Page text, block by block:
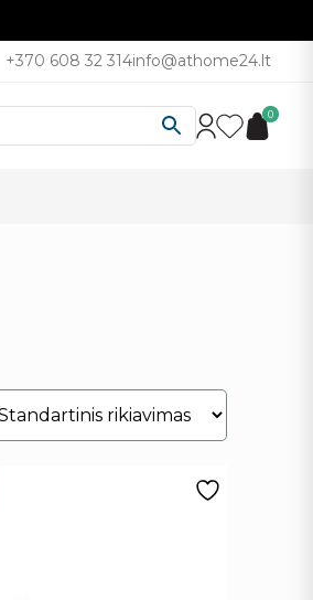
+370 608 32 314info@athome24.lt
0